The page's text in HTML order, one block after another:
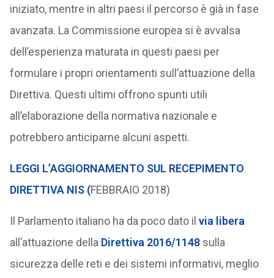
iniziato, mentre in altri paesi il percorso è già in fase
avanzata. La Commissione europea si è avvalsa
dell’esperienza maturata in questi paesi per
formulare i propri orientamenti sull’attuazione della
Direttiva. Questi ultimi offrono spunti utili
all’elaborazione della normativa nazionale e
potrebbero anticiparne alcuni aspetti.
LEGGI L’AGGIORNAMENTO SUL RECEPIMENTO
DIRETTIVA NIS (FEBBRAIO 2018)
Il Parlamento italiano ha da poco dato il via libera
all’attuazione della Direttiva 2016/1148sulla
sicurezza delle reti e dei sistemi informativi, meglio